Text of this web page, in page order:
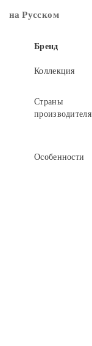
на Русском
Бренд
Коллекция
Страны
производителя
Особенности